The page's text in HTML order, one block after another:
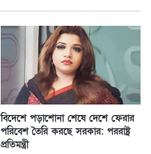
বিদেশে পড়াশোনা শেষে দেশে ফেরার
পরিবেশ তৈরি করছে সরকার: পররাষ্ট্র
প্রতিমন্ত্রী